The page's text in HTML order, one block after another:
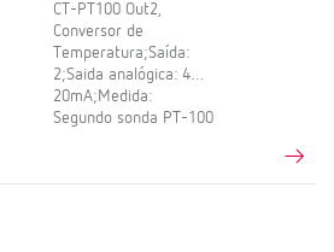
CT-PT100 Out2,
Conversor de
Temperatura;Saída:
2;Saida analógica: 4…
20mA;Medida:
Segundo sonda PT-100